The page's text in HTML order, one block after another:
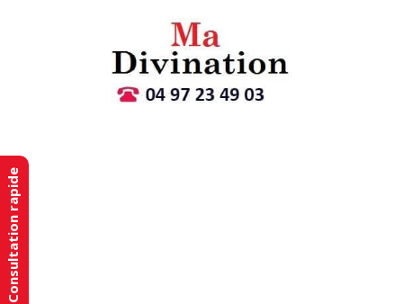
Consultation rapide